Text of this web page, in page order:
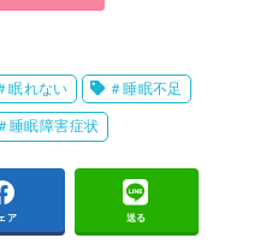
眠れない ＃睡眠不足
＃睡眠障害症状
ア 送る